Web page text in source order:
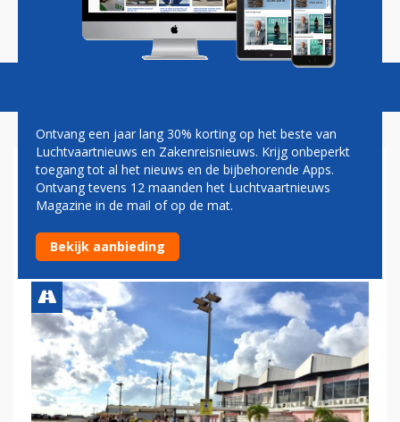
Magazine Podcasts Vacatures
GOED NIEUWS VOOR 'ORANJE'
BONAIRE: WESTJET START
LIJNDIENST VANUIT CANADA
Ontvang een jaar lang 30% korting op het beste van
Luchtvaartnieuws en Zakenreisnieuws. Krijg onbeperkt
toegang tot al het nieuws en de bijbehorende Apps.
Ontvang tevens 12 maanden het Luchtvaartnieuws
Magazine in de mail of op de mat.
Bekijk aanbieding